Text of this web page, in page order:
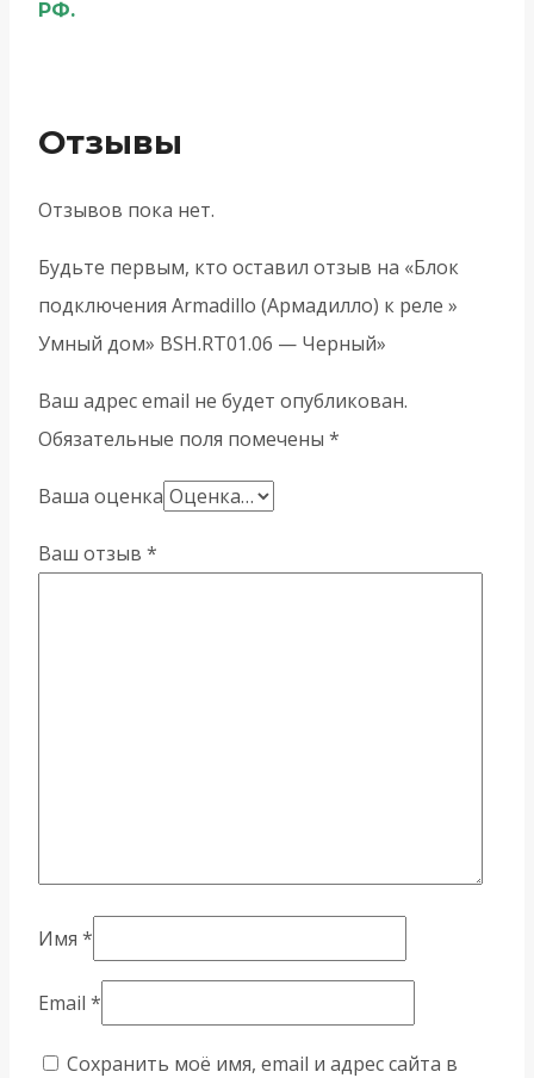
РФ.
Отзывы
Отзывов пока нет.
Будьте первым, кто оставил отзыв на «Блок
подключения Armadillo (Армадилло) к реле »
Умный дом» BSH.RT01.06 — Черный»
Ваш адрес email не будет опубликован.
Обязательные поля помечены *
Ваша оценка
Ваш отзыв *
Имя *
Email *
Сохранить моё имя, email и адрес сайта в